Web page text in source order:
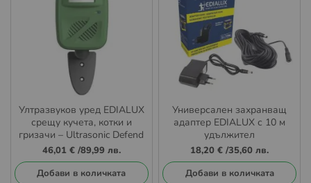
Ултразвуков уред EDIALUX
срещу кучета, котки и
гризачи – Ultrasonic Defend
46,01 €/89,99 лв.
Добави в количката
Универсален захранващ
адаптер EDIALUX с 10 м
удължител
18,20 € /35,60 лв.
Добави в количката